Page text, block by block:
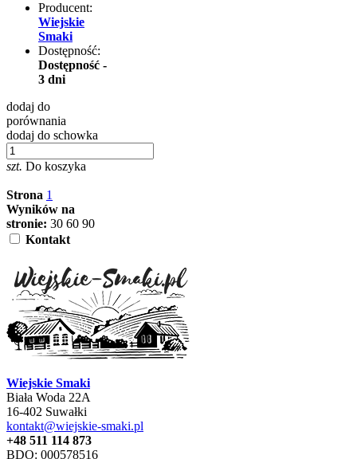
Producent:
Wiejskie
Smaki
Dostępność:
Dostępność -
3 dni
dodaj do
porównania
dodaj do schowka
szt. Do koszyka
Strona 1
Wyników na
stronie: 30 60 90
Kontakt
Wiejskie Smaki
Biała Woda 22A
16-402 Suwałki
kontakt@wiejskie-smaki.pl
+48 511 114 873
BDO: 000578516